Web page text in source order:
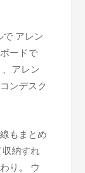
で アレン
ードで
アレン
ンデスク
もまとめ
収納すれ
り。 ウ